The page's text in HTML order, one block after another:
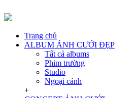
Trang chủ
ALBUM ẢNH CƯỚI ĐẸP
Tất cả albums
Phim trường
Studio
Ngoại cảnh
+